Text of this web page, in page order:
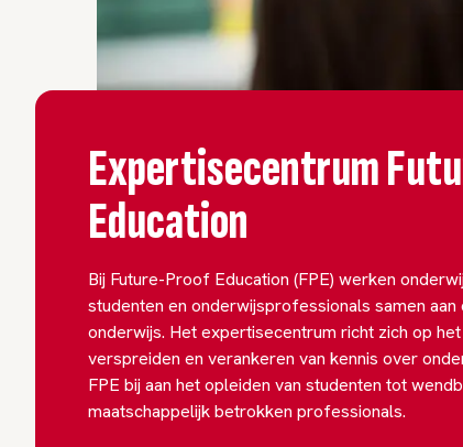
Expertisecentrum
Education
Bij Future-Proof Education (FPE) werken
studenten en onderwijsprofessionals samen
onderwijs. Het expertisecentrum richt zich op
verspreiden en verankeren van kennis over
FPE bij aan het opleiden van studenten tot
maatschappelijk betrokken professionals.